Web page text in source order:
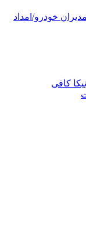
خودرو/امداد
کافی